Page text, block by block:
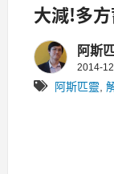
大減!多
阿斯
2014-
阿斯匹靈